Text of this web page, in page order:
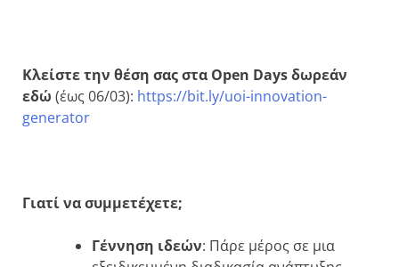
Κλείστε την θέση σας στα Open Daysδωρεάν
εδώ (έως 06/03): https://bit.ly/uoi-innovation-
generator
Γιατί νασυμμετέχετε;
Γέννηση ιδεών: Πάρε μέρος σε μια